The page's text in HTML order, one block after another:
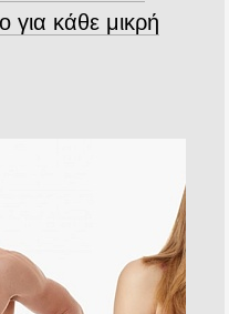
για κάθε μικρή